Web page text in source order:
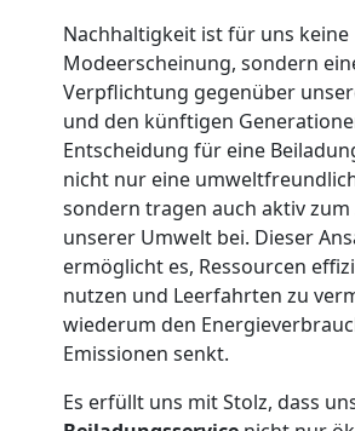
Nachhaltigkeit ist für uns keine
Modeerscheinung, sondern
Verpflichtung gegenüber
und den künftigen
Entscheidung für eine
nicht nur eine
sondern tragen auch aktiv zum
unserer Umwelt bei. Dieser
ermöglicht es, Ressourcen
nutzen und Leerfahrten zu
wiederum den
Emissionen senkt.
Es erfüllt uns mit Stolz, dass
Klaviertransport
Wolfsberg
Privatumzug
Wolfsberg
Tresortransport